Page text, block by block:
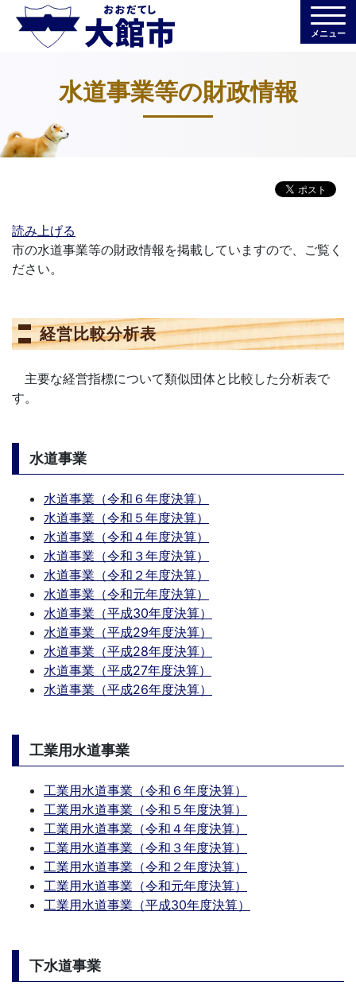
メニュー
水道事業等の財政情報
読み上げる
市の水道事業等の財政情報を掲載していますので、ご覧く
ださい。
経営比較分析表
主要な経営指標について類似団体と比較した分析表で
す。
水道事業
水道事業（令和６年度決算）
水道事業（令和５年度決算）
水道事業（令和４年度決算）
水道事業（令和３年度決算）
水道事業（令和２年度決算）
水道事業（令和元年度決算）
水道事業（平成30年度決算）
水道事業（平成29年度決算）
水道事業（平成28年度決算）
水道事業（平成27年度決算）
水道事業（平成26年度決算）
工業用水道事業
工業用水道事業（令和６年度決算）
工業用水道事業（令和５年度決算）
工業用水道事業（令和４年度決算）
工業用水道事業（令和３年度決算）
工業用水道事業（令和２年度決算）
工業用水道事業（令和元年度決算）
工業用水道事業（平成30年度決算）
下水道事業